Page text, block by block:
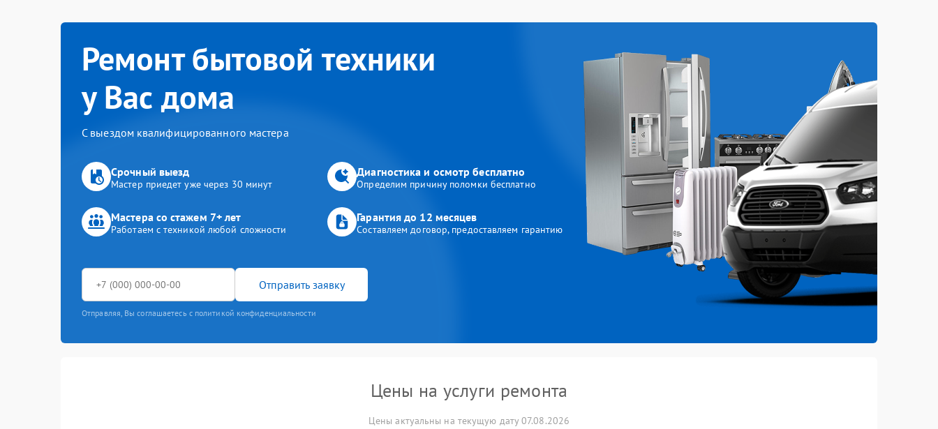
Ремонт бытовой техники
у Вас дома
С выездом квалифицированного мастера
Срочный выезд
Мастер приедет уже через 30 минут
Диагностика и осмотр бесплатно
Определим причину поломки бесплатно
Мастера со стажем 7+ лет
Работаем с техникой любой сложности
Гарантия до 12 месяцев
Составляем договор, предоставляем гарантию
Отправить заявку
Отправляя, Вы соглашаетесь с политикой конфиденциальности
Цены на услуги ремонта
Цены актуальны на текущую дату 07.08.2026